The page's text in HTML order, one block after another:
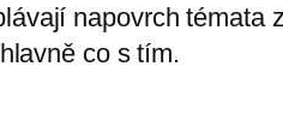
napovrch témata
co s tím.